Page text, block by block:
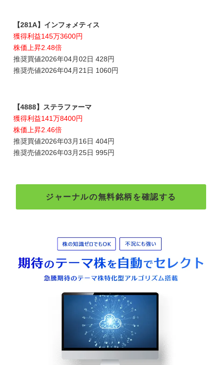
【281A】インフォメティス
獲得利益145万3600円
株価上昇2.48倍
推奨買値2026年04月02日 428円
推奨売値2026年04月21日 1060円
【4888】ステラファーマ
獲得利益141万8400円
株価上昇2.46倍
推奨買値2026年03月16日 404円
推奨売値2026年03月25日 995円
ジャーナルの無料銘柄を確認する